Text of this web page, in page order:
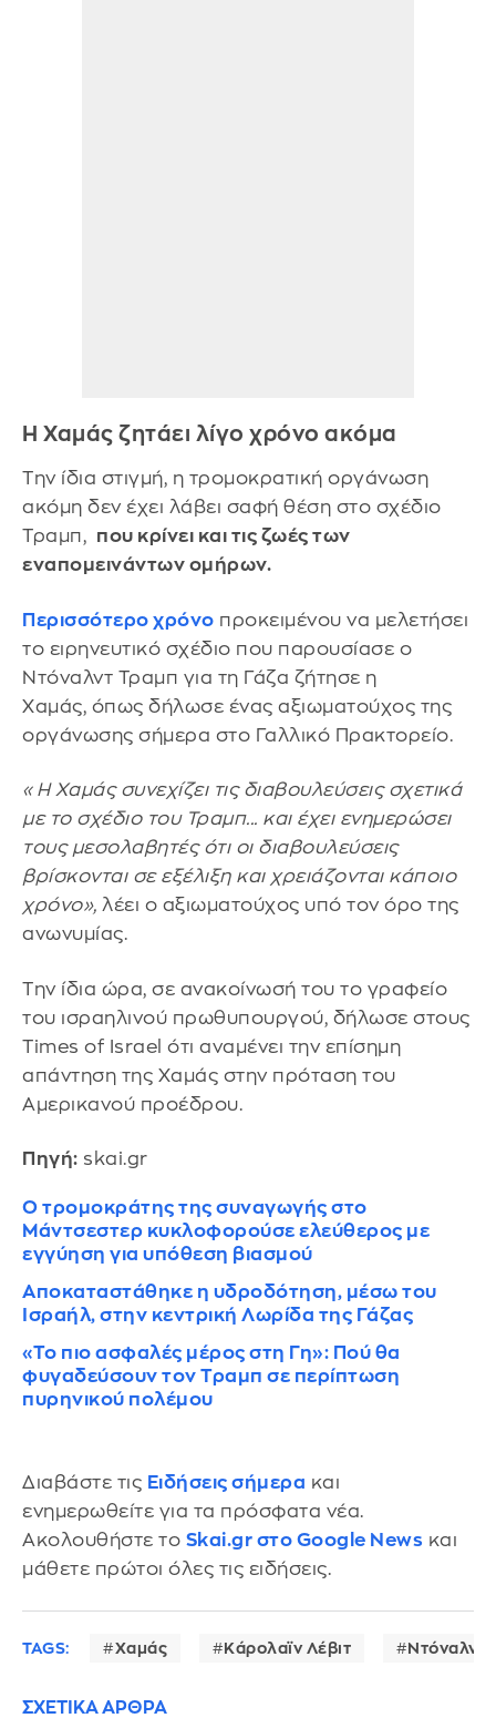
Η Χαμάς ζητάει λίγο χρόνο ακόμα
Την ίδια στιγμή, η τρομοκρατική οργάνωση
ακόμη δεν έχει λάβει σαφή θέση στο σχέδιο
Τραμπ, που κρίνει και τις ζωές των
εναπομεινάντων ομήρων.
Περισσότερο χρόνο προκειμένου να μελετήσει
το ειρηνευτικό σχέδιο που παρουσίασε ο
Ντόναλντ Τραμπ για τη Γάζα ζήτησε η
Χαμάς, όπως δήλωσε ένας αξιωματούχος της
οργάνωσης σήμερα στο Γαλλικό Πρακτορείο.
«Η Χαμάς συνεχίζει τις διαβουλεύσεις σχετικά
με το σχέδιο του Τραμπ... και έχει ενημερώσει
τους μεσολαβητές ότι οι διαβουλεύσεις
βρίσκονται σε εξέλιξη και χρειάζονται κάποιο
χρόνο», λέει ο αξιωματούχος υπό τον όρο της
ανωνυμίας.
Την ίδια ώρα, σε ανακοίνωσή του το γραφείο
του ισραηλινού πρωθυπουργού, δήλωσε στους
Times of Israel ότι αναμένει την επίσημη
απάντηση της Χαμάς στην πρόταση του
Αμερικανού προέδρου.
Πηγή: skai.gr
Ο τρομοκράτης της συναγωγής στο
Μάντσεστερ κυκλοφορούσε ελεύθερος με
εγγύηση για υπόθεση βιασμού
Αποκαταστάθηκε η υδροδότηση, μέσω του
Ισραήλ, στην κεντρική Λωρίδα της Γάζας
«Το πιο ασφαλές μέρος στη Γη»: Πού θα
φυγαδεύσουν τον Τραμπ σε περίπτωση
πυρηνικού πολέμου
Διαβάστε τις Ειδήσεις σήμερα και
ενημερωθείτε για τα πρόσφατα νέα.
Ακολουθήστε το Skai.gr στο Google News και
μάθετε πρώτοι όλες τις ειδήσεις.
TAGS: Χαμάς Κάρολαϊν Λέβιτ Ντόναλντ
ΣΧΕΤΙΚΑ ΑΡΘΡΑ